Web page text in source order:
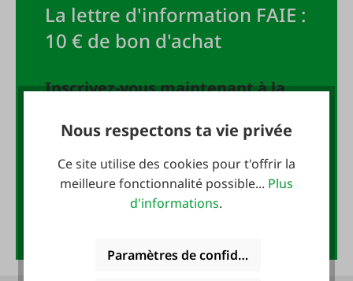
La lettre d'information FAIE :
10 € de bon d'achat
Inscrivez-vous maintenant à la
bon d'achat de 10 EUR !
Adresse e-mail *
Nous respectons ta vie privée
Ce site utilise des cookies pour t'offrir la
meilleure fonctionnalité possible... Plus
d'informations.
Paramètres de confidentialité